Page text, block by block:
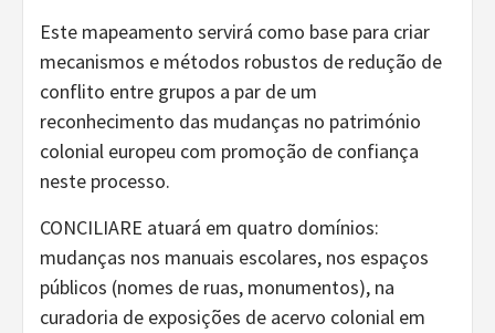
Este mapeamento servirá como base para criar
mecanismos e métodos robustos de redução de
conflito entre grupos a par de um
reconhecimento das mudanças no património
colonial europeu com promoção de confiança
neste processo.
CONCILIARE atuará em quatro domínios:
mudanças nos manuais escolares, nos espaços
públicos (nomes de ruas, monumentos), na
curadoria de exposições de acervo colonial em